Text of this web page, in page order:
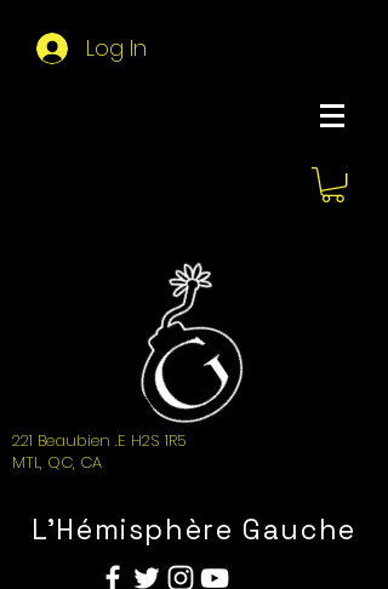
Log In
221 Beaubien .E H2S 1R5
MTL, QC, CA
L'Hémisphère Gauche